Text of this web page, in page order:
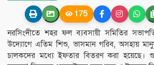
175
নরসিংদীতে শহর ফল ব্যবসায়ী সমিতির
উদ্যোগে এতিম শিশু, ভাসমান গরিব, অসহায়
চালকদের মধ্যে ইফতার বিতরণ করা হয়েছে।